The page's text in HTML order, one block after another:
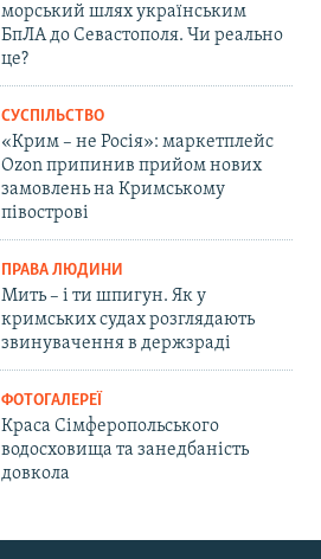
морський шлях українським
БпЛА до Севастополя. Чи реально
це?
СУСПІЛЬСТВО
«Крим – не Росія»: маркетплейс
Ozon припинив прийом нових
замовлень на Кримському
півострові
ПРАВА ЛЮДИНИ
Мить – і ти шпигун. Як у
кримських судах розглядають
звинувачення в держзраді
ФОТОГАЛЕРЕЇ
Краса Сімферопольського
водосховища та занедбаність
довкола